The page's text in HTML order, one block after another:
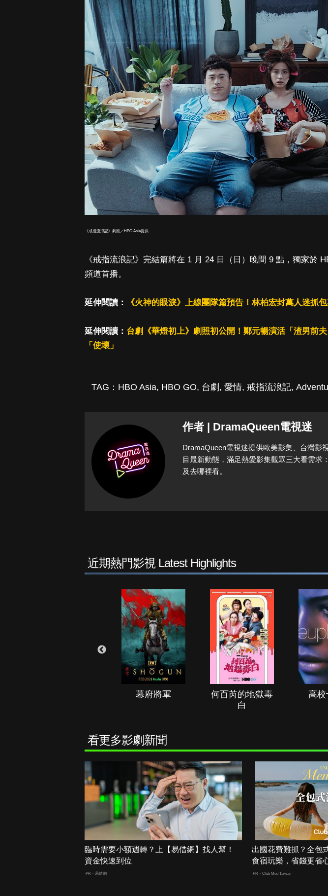
《戒指流浪記》劇照／HBO Asia提供
《戒指流浪記》完結篇將在 1 月 24 日（日）晚間 9 點，獨家於
頻道首播。
延伸閱讀： 《火神的眼淚》上線團隊篇預告！林柏宏封萬人迷抓
延伸閱讀： 台劇《華燈初上》劇照初公開！鄭元暢演活「渣男前
「使壞」
TAG： HBO Asia, HBO GO, 台劇 , 愛情, 戒指流浪記,
作者 | DramaQueen電視迷
DramaQueen電視迷提供歐美影集、台灣影
目最新動態，滿足熱愛影集觀眾三大看需求
及去哪裡看。
近期熱門影視 Latest Highlights
幕府將軍
何百芮的地獄毒
白
高
看更多影劇新聞
臨時需要小額週轉？上【易借網】找人幫！
資金快速到位
PR・易借網
出國花費難抓？全包
食宿玩樂，省錢更省
PR・Club Med Taiwan